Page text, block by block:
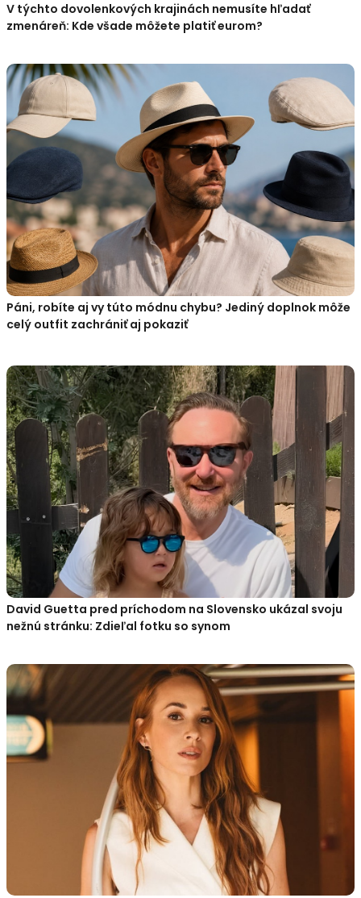
V týchto dovolenkových krajinách nemusíte hľadať
zmenáreň: Kde všade môžete platiť eurom?
Páni, robíte aj vy túto módnu chybu? Jediný doplnok môže
celý outfit zachrániť aj pokaziť
David Guetta pred príchodom na Slovensko ukázal svoju
nežnú stránku: Zdieľal fotku so synom